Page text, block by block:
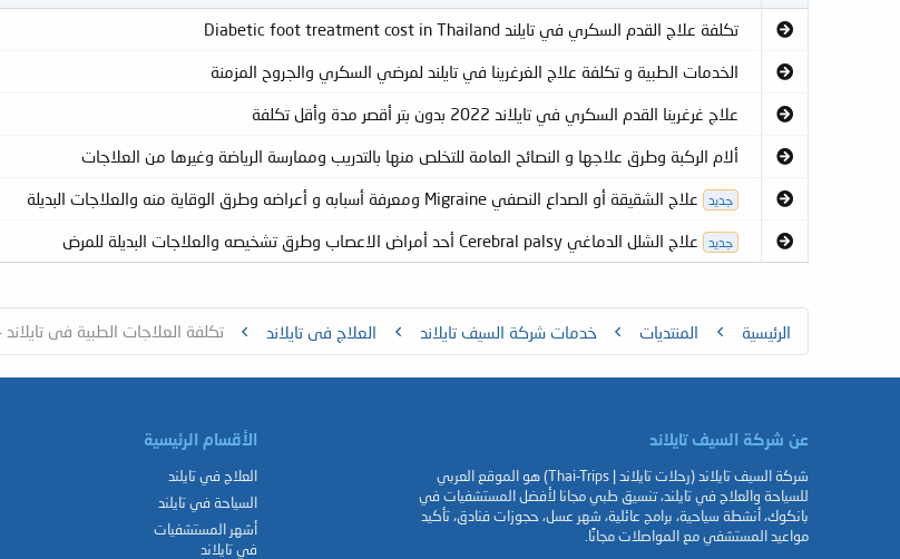
تكلفة علاج القدم السكري في تايلند Diabetic foot treatment cost in Thailand
الخدمات الطبية و تكلفة علاج الغرغرينا في تايلند لمرضي السكري والجروح المزمنة
علاج غرغرينا القدم السكري في تايلاند 2022 بدون بتر أقصر مدة وأقل تكلفة
ألام الركبة وطرق علاجها و النصائح العامة للتخلص منها بالتدريب وممارسة الرياضة وغيرها من العلاجات
جديد علاج الشقيقة أو الصداع النصفي Migraine ومعرفة أسبابه و أعراضه وطرق الوقاية منه والعلاجات البديلة
جديد علاج الشلل الدماغي Cerebral palsy أحد أمراض الاعصاب وطرق تشخيصه والعلاجات البديلة للمرض
الرئيسية المنتديات خدمات ‏شركة السيف تايلاند العلاج في تايلاند تكلفة العلاجات الطبية في تايلاند 2024
عن شركة السيف تايلاند
شركة السيف تايلاند (رحلات تايلاند | Thai-Trips) هو الموقع العربي
للسياحة والعلاج في تايلند، تنسيق طبي مجانا لأفضل المستشفيات في
بانكوك، أنشطة سياحية، برامج عائلية، شهر عسل، حجوزات فنادق، تأكيد
مواعيد المستشفي مع المواصلات مجانًا.
الأقسام الرئيسية
العلاج في تايلند
السياحة في تايلند
أشهر المستشفيات
في تايلاند